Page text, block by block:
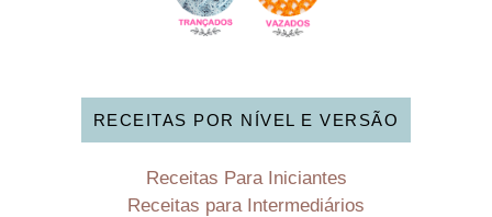
RECEITAS POR NÍVEL E VERSÃO
Receitas Para Iniciantes
Receitas para Intermediários